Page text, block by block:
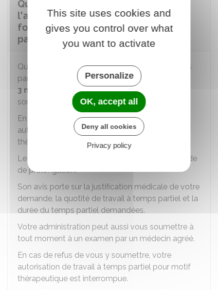
Quels contrôles exerce
l'administration employeur si un
fonctionnaire bénéficie d'un temps
partiel thérapeutique ?
Quand vous demandez à prolonger votre temps
partiel pour raison thérapeutique
au-delà de
3 mois
, votre administration employeur vous
soumet à un
examen par un médecin agréé.
En cas de refus de vous y soumettre, votre
autorisation de travail à temps partiel pour motif
thérapeutique est interrompue.
Le médecin agréé rend un avis sur votre demande
de prolongation.
Son avis porte sur la justification médicale de votre
demande, la quotité de travail à temps partiel et la
durée du temps partiel demandées.
Votre administration peut aussi vous soumettre à
tout moment à un examen par un médecin agréé.
En cas de refus de vous y soumettre, votre
autorisation de travail à temps partiel pour motif
thérapeutique est interrompue.
This site uses cookies and
gives you control over what
you want to activate
Personalize
OK, accept all
Deny all cookies
Privacy policy